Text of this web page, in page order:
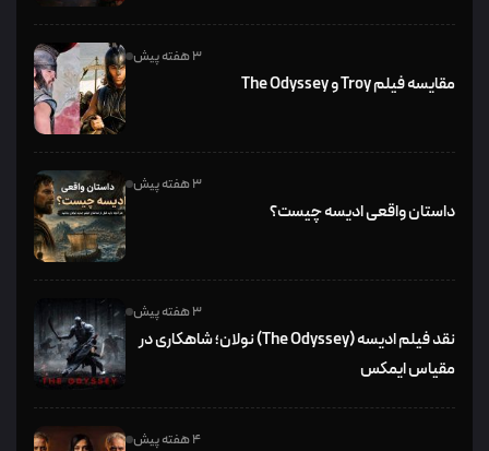
3 هفته پیش
مقایسه فیلم Troy و The Odyssey
3 هفته پیش
داستان واقعی ادیسه چیست؟
3 هفته پیش
نقد فیلم ادیسه (The Odyssey) نولان؛ شاهکاری در
مقیاس ایمکس
4 هفته پیش